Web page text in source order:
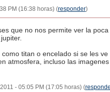
PM (16:38 horas) (responder)
que no nos permite ver la
titan o encelado si se les
atmosfera, incluso las
- 05:05 PM (17:05 horas) (